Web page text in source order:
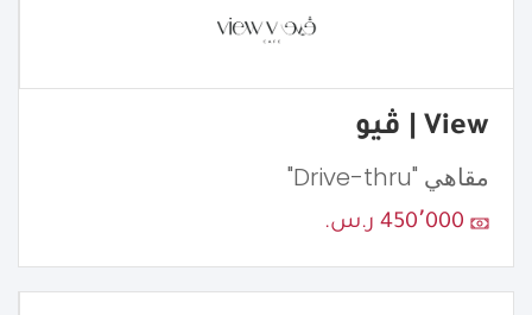
View | ڤيو
مقاهي "Drive-thru"
450٬000 ر.س.